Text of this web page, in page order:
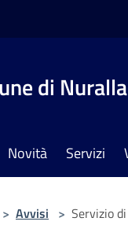
di
Novità Servizi
> Avvisi > Servizio